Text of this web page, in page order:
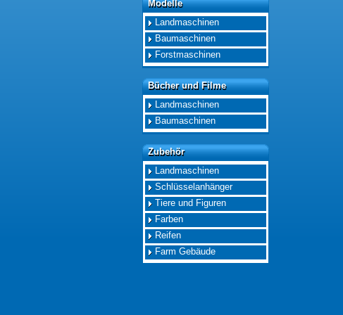
Modelle
Modelle
Landmaschinen
Baumaschinen
Forstmaschinen
Bücher und Filme
Bücher und Filme
Landmaschinen
Baumaschinen
Zubehör
Zubehör
Landmaschinen
Schlüsselanhänger
Tiere und Figuren
Farben
Reifen
Farm Gebäude